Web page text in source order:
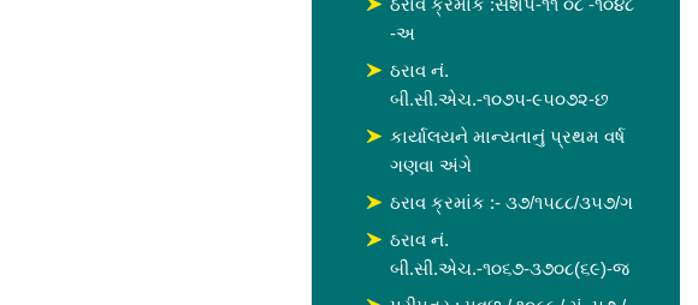
ઠરાવ ક્રમાંક :સશપ-૧૧ ૦૮ -૧૦૪૮
-અ
ઠરાવ નં.
બી.સી.એચ.-૧૦૭૫-૯૫૦૭૨-છ
કાર્યાલયને માન્યતાનું પ્રથમ વર્ષ
ગણવા અંગે
ઠરાવ ક્રમાંક :- ૩૭/૧૫૮૮/૩૫૭/ગ
ઠરાવ નં.
બી.સી.એચ.-૧૦૬૭-૩૭૦૮(૬૯)-જ